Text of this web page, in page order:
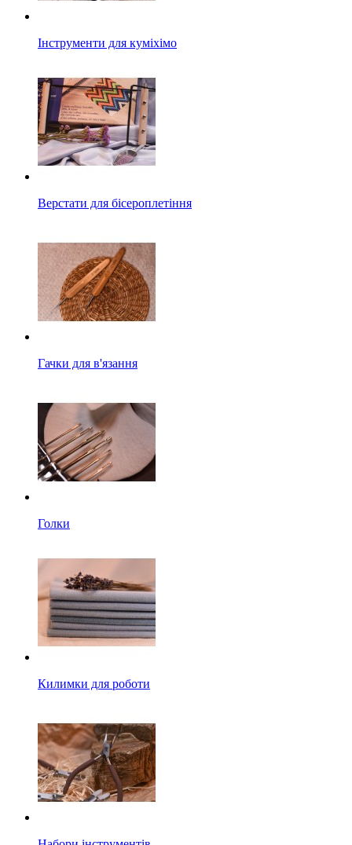
Інструменти для куміхімо
Верстати для бісероплетіння
Гачки для в'язання
Голки
Килимки для роботи